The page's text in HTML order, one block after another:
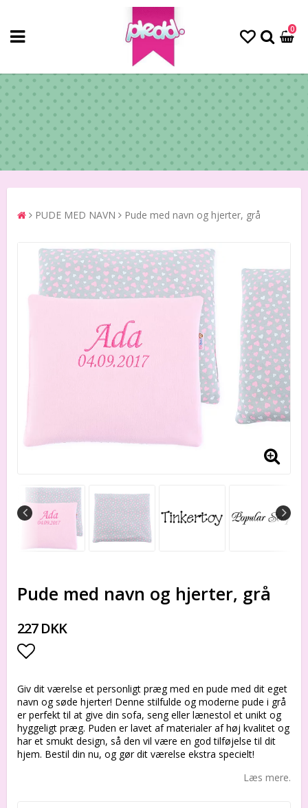
0
PUDE MED NAVN Pude med navn og hjerter, grå
Pude med navn og hjerter, grå
227 DKK
Add to list of favorites
Giv dit værelse et personligt præg med en pude med dit eget
navn og søde hjerter! Denne stilfulde og moderne pude i grå
er perfekt til at give din sofa, seng eller lænestol et unikt og
hyggeligt præg. Puden er lavet af materialer af høj kvalitet og
har et smukt design, så den vil være en god tilføjelse til dit
hjem. Bestil din nu, og gør dit værelse ekstra specielt!
Læs mere.